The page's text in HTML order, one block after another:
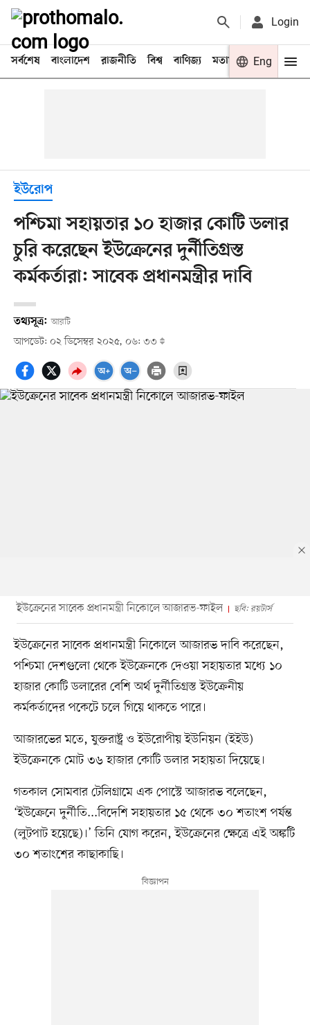
Login
সর্বশেষ বাংলাদেশ রাজনীতি বিশ্ব বাণিজ্য মতামত খেলা
Eng
ইউরোপ
পশ্চিমা সহায়তার ১০ হাজার কোটি ডলার
চুরি করেছেন ইউক্রেনের দুর্নীতিগ্রস্ত
কর্মকর্তারা: সাবেক প্রধানমন্ত্রীর দাবি
তথ্যসূত্র: আরটি
আপডেট: ০২ ডিসেম্বর ২০২৫, ০৬: ৩৩
ইউক্রেনের সাবেক প্রধানমন্ত্রী নিকোলে আজারভ-ফাইল ছবি: রয়টার্স
ইউক্রেনের সাবেক প্রধানমন্ত্রী নিকোলে আজারভ দাবি করেছেন,
পশ্চিমা দেশগুলো থেকে ইউক্রেনকে দেওয়া সহায়তার মধ্যে ১০
হাজার কোটি ডলারের বেশি অর্থ দুর্নীতিগ্রস্ত ইউক্রেনীয়
কর্মকর্তাদের পকেটে চলে গিয়ে থাকতে পারে।
আজারভের মতে, যুক্তরাষ্ট্র ও ইউরোপীয় ইউনিয়ন (ইইউ)
ইউক্রেনকে মোট ৩৬ হাজার কোটি ডলার সহায়তা দিয়েছে।
গতকাল সোমবার টেলিগ্রামে এক পোস্টে আজারভ বলেছেন,
‘ইউক্রেনে দুর্নীতি...বিদেশি সহায়তার ১৫ থেকে ৩০ শতাংশ পর্যন্ত
(লুটপাট হয়েছে)।’ তিনি যোগ করেন, ইউক্রেনের ক্ষেত্রে এই অঙ্কটি
৩০ শতাংশের কাছাকাছি।